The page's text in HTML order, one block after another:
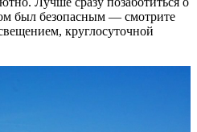
был безопасным — смотрите
круглосуточной